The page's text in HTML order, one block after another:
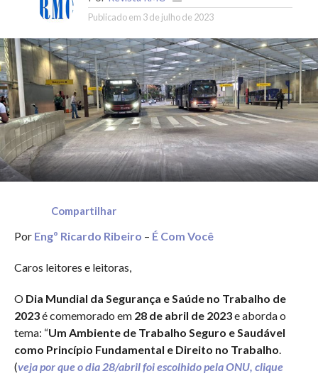
Publicado em 3 de julho de 2023
Compartilhar
Por Engº Ricardo Ribeiro – É Com Você
Caros leitores e leitoras,
O Dia Mundial da Segurança e Saúde no Trabalho de
2023é comemorado em 28 de abril de 2023e aborda o
tema: “Um Ambiente de Trabalho Seguro e Saudável
como Princípio Fundamental e Direito no Trabalho.
(veja por que o dia 28/abril foi escolhido pela ONU, clique